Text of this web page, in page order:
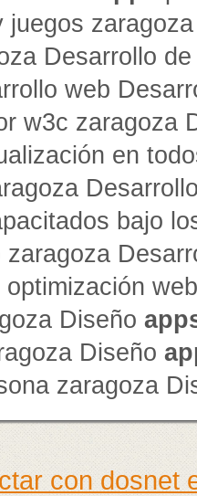
juegos
Desarrollo
web
w3c zaragoza
en
bajo
zaragoza
optimización
Diseño app
Diseño
zaragoza
con dosnet